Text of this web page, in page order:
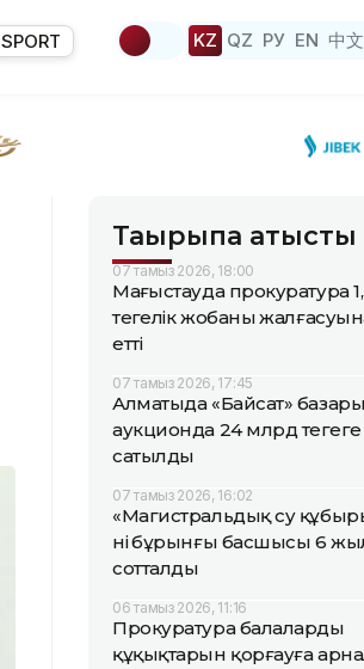
SPORT KZ QZ РУ EN 中文
Тақырыпқа қатысты
07 тамыз 2026, 18:00
Маңғыстауда прокуратура
теңгелік жобаның
етті
07 тамыз 2026, 17:45
Алматыда «Байсат» базары
аукционда 24 млрд теңгеге
сатылды
07 тамыз 2026, 16:02
«Магистральдық су
нің бұрынғы басшысы 6
сотталды
06 тамыз 2026, 11:16
Прокуратура балалардың
құқықтарын қорғауға